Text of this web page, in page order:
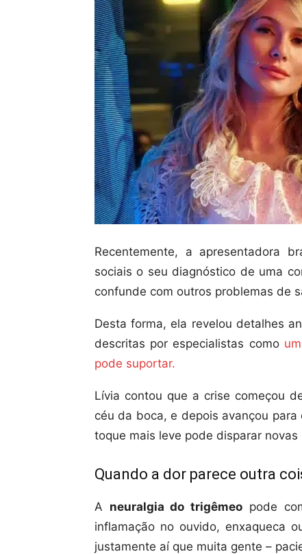
Recentemente, a apresentadora
sociais o seu diagnóstico de uma
confunde com outros problemas de
Desta forma, ela revelou detalhes
descritas por especialistas como
pode suportar.
Lívia contou que a crise começou
céu da boca, e depois avançou
toque mais leve pode disparar novas
Quando a dor parece outra
A neuralgia do trigêmeo pode
inflamação no ouvido, enxaqueca
justamente aí que muita gente –